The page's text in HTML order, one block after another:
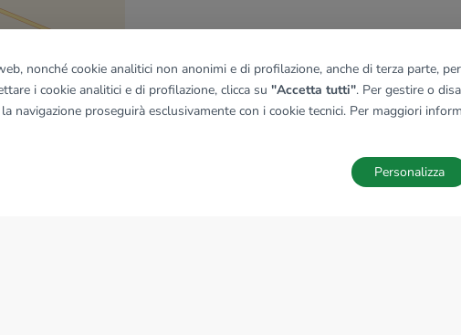
contributors
nonché cookie analitici non anonimi e di profilazione, anche di terza parte,
i cookie analitici e di profilazione, clicca su "Accetta tutti". Per gestire o
navigazione proseguirà esclusivamente con i cookie tecnici. Per maggiori
Personalizza